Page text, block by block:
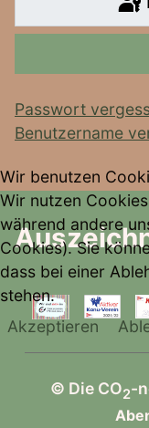
Passwort
Benutzername
© Die CO2-
Wir benutzen
Wir nutzen
während andere
Cookies). Sie
dass bei einer
stehen.
Akzeptieren